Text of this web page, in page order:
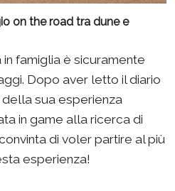
on the road tra dune e
in famiglia è sicuramente
Dopo aver letto il diario
della sua esperienza
in game alla ricerca di
di voler partire al più
esperienza!